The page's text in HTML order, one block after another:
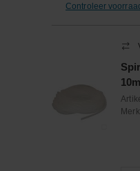
Controleer